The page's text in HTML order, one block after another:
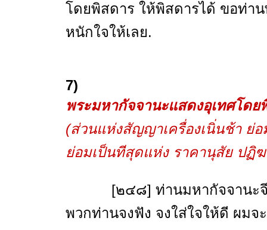
โดยพิสดาร ให้พิสดารได้ ขอท่า
หนักใจให้เลย.
7)
พระมหากัจจานะแสดงอุเทศโดย
(ส่วนแห่งสัญญาเครื่องเนิ่นช้า ย่
ย่อมเป็นทีสุดแห่ง ราคานุสัย ปฏิ
[๒๔๘] ท่านมหากัจจานะจึงก
พวกท่านจงฟัง จงใส่ใจให้ดี ผม